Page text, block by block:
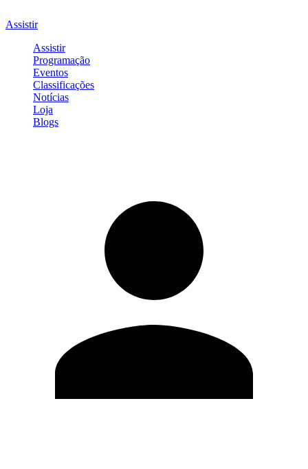
Assistir
Assistir
Programação
Eventos
Classificações
Notícias
Loja
Blogs